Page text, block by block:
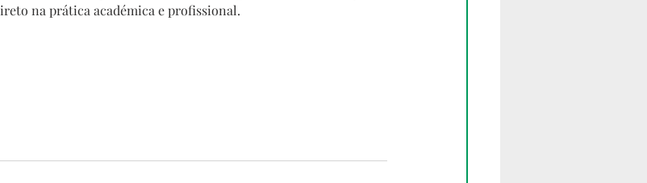
na prática académica e profissional.